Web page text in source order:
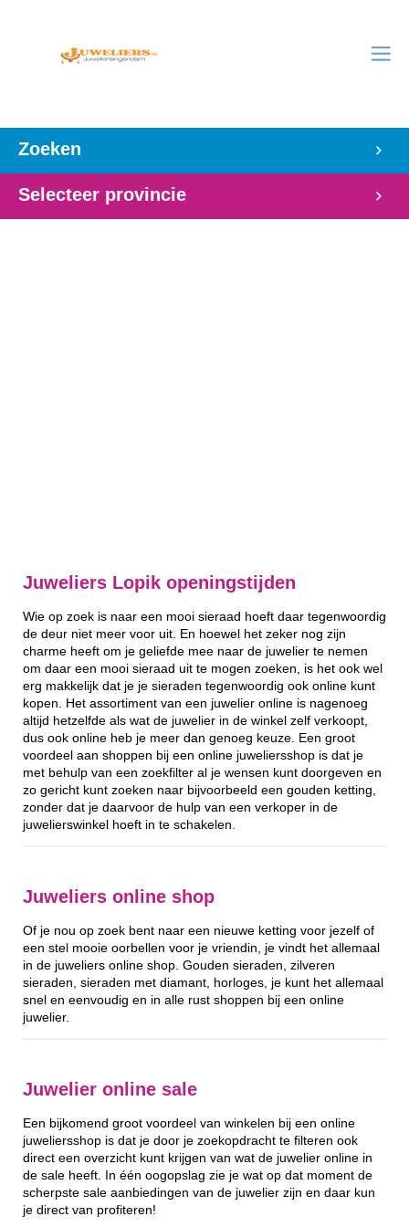
Zoeken
Selecteer provincie
Juweliers Lopik openingstijden
Wie op zoek is naar een mooi sieraad hoeft daar tegenwoordig
de deur niet meer voor uit. En hoewel het zeker nog zijn
charme heeft om je geliefde mee naar de juwelier te nemen
om daar een mooi sieraad uit te mogen zoeken, is het ook wel
erg makkelijk dat je je sieraden tegenwoordig ook online kunt
kopen. Het assortiment van een juwelier online is nagenoeg
altijd hetzelfde als wat de juwelier in de winkel zelf verkoopt,
dus ook online heb je meer dan genoeg keuze. Een groot
voordeel aan shoppen bij een online juweliersshop is dat je
met behulp van een zoekfilter al je wensen kunt doorgeven en
zo gericht kunt zoeken naar bijvoorbeeld een gouden ketting,
zonder dat je daarvoor de hulp van een verkoper in de
juwelierswinkel hoeft in te schakelen.
Juweliers online shop
Of je nou op zoek bent naar een nieuwe ketting voor jezelf of
een stel mooie oorbellen voor je vriendin, je vindt het allemaal
in de juweliers online shop. Gouden sieraden, zilveren
sieraden, sieraden met diamant, horloges, je kunt het allemaal
snel en eenvoudig en in alle rust shoppen bij een online
juwelier.
Juwelier online sale
Een bijkomend groot voordeel van winkelen bij een online
juweliersshop is dat je door je zoekopdracht te filteren ook
direct een overzicht kunt krijgen van wat de juwelier online in
de sale heeft. In één oogopslag zie je wat op dat moment de
scherpste sale aanbiedingen van de juwelier zijn en daar kun
je direct van profiteren!